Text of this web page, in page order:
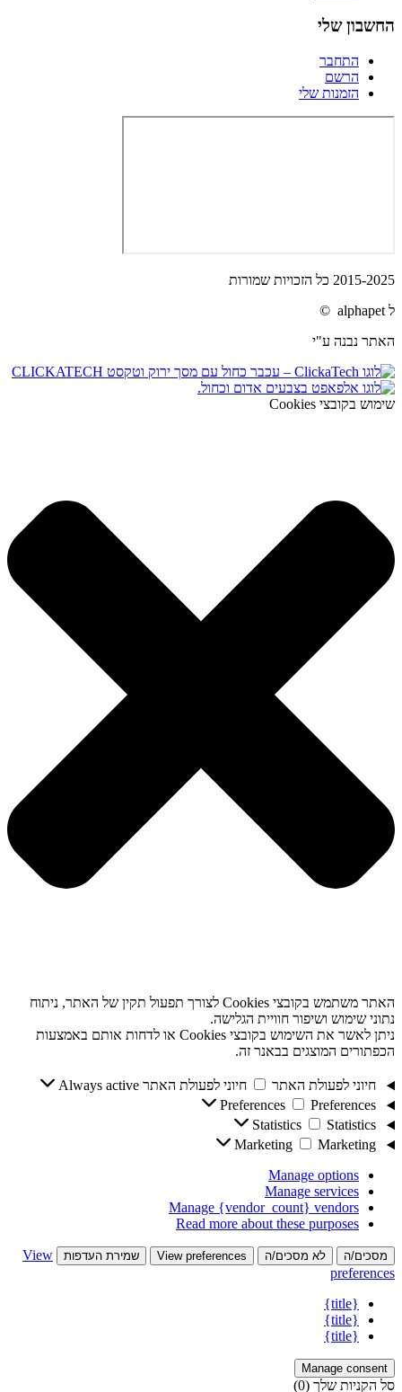
החשבון שלי
התחבר
הרשם
הזמנות שלי
2015-2025 כל הזכויות שמורות
ל alphapet ©
האתר נבנה ע"י
שימוש בקובצי Cookies
האתר משתמש בקובצי Cookies לצורך תפעול תקין של האתר, ניתוח
נתוני שימוש ושיפור חוויית הגלישה.
ניתן לאשר את השימוש בקובצי Cookies או לדחות אותם באמצעות
הכפתורים המוצגים בבאנר זה.
חיוני לפעולת האתר חיוני לפעולת האתר Always active
Preferences
Preferences
Statistics
Statistics
Marketing
Marketing
Manage options
Manage services
Manage {vendor_count} vendors
Read more about these purposes
מסכים/ה לא מסכים/ה View preferences שמירת העדפות
View
preferences
{title}
{title}
{title}
Manage consent
סל הקניות שלך (0)